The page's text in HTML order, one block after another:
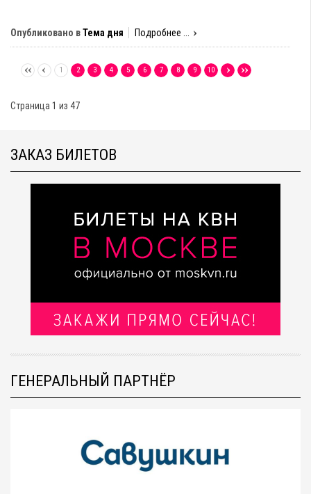
Опубликовано вТема дня Подробнее ...
1 2 3 4 5 6 7 8 9 10
Страница 1 из 47
ЗАКАЗ БИЛЕТОВ
ГЕНЕРАЛЬНЫЙ ПАРТНЁР